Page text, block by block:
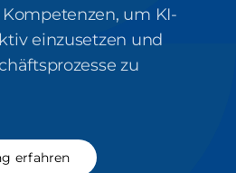
um KI-
einzusetzen und
zu
erfahren